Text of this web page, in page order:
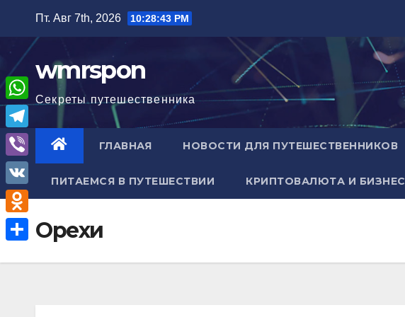
содержимому
Пт. Авг 7th, 2026 10:28:44 PM
wmrspon
Секреты путешественника
ГЛАВНАЯ НОВОСТИ ДЛЯ ПУТЕШЕСТВЕННИКОВ
ПИТАЕМСЯ В ПУТЕШЕСТВИИ КРИПТОВАЛЮТА И БИЗНЕС
Орехи
W
h
a
A
T
e
l
e
g
V
i
b
e
V
K
O